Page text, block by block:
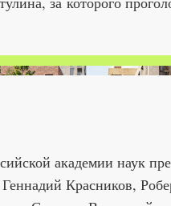
академии наук
Красников,